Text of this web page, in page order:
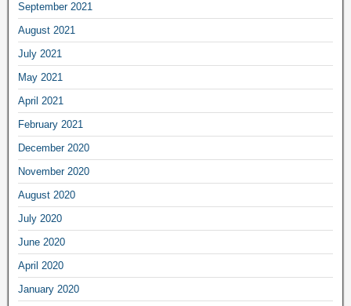
September 2021
August 2021
July 2021
May 2021
April 2021
February 2021
December 2020
November 2020
August 2020
July 2020
June 2020
April 2020
January 2020